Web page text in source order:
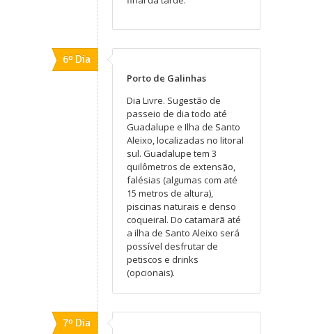
6º Dia
Porto de Galinhas
Dia Livre. Sugestão de
passeio de dia todo até
Guadalupe e Ilha de Santo
Aleixo, localizadas no litoral
sul. Guadalupe tem 3
quilômetros de extensão,
falésias (algumas com até
15 metros de altura),
piscinas naturais e denso
coqueiral. Do catamarã até
a ilha de Santo Aleixo será
possível desfrutar de
petiscos e drinks
(opcionais).
7º Dia